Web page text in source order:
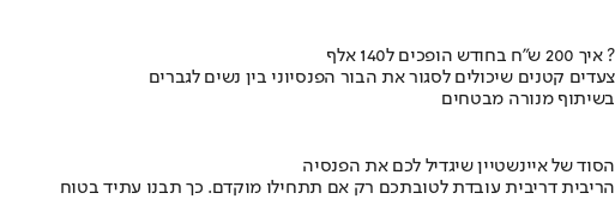
איך 200 ש"ח בחודש הופכים ל140 אלף ?
צעדים קטנים שיכולים לסגור את הבור הפנסיוני בין נשים לגברים
בשיתוף מנורה מבטחים
הסוד של איינשטיין שיגדיל לכם את הפנסיה
הריבית דריבית עובדת לטובתכם רק אם תתחילו מוקדם. כך תבנו עתיד בטוח